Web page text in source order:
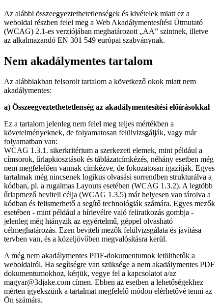
Az alábbi összeegyeztethetetlenségek és kivételek miatt ez a
weboldal részben felel meg a Web Akadálymentesítési Útmutató
(WCAG) 2.1-es verziójában meghatározott „AA” szintnek, illetve
az alkalmazandó EN 301 549 európai szabványnak.
Nem akadálymentes tartalom
Az alábbiakban felsorolt tartalom a következő okok miatt nem
akadálymentes:
a) Összeegyeztethetetlenség az akadálymentesítési előírásokkal
Ez a tartalom jelenleg nem felel meg teljes mértékben a
követelményeknek, de folyamatosan felülvizsgálják, vagy már
folyamatban van:
WCAG 1.3.1. sikerkritérium a szerkezeti elemek, mint például a
címsorok, űrlapkiosztások és táblázatcímkézés, néhány esetben még
nem megfelelően vannak címkézve, de fokozatosan igazítják. Egyes
tartalmak még nincsenek logikus olvasási sorrendben strukturálva a
kódban, pl. a rugalmas Layouts esetében (WCAG 1.3.2). A legtöbb
űrlapmező beviteli célja (WCAG 1.3.5) már helyesen van tárolva a
kódban és felismerhető a segítő technológiák számára. Egyes mezők
esetében - mint például a hírlevélre való feliratkozás gombja -
jelenleg még hiányzik az egyértelmű, géppel olvasható
célmeghatározás. Ezen beviteli mezők felülvizsgálata és javítása
tervben van, és a közeljövőben megvalósításra kerül.
A még nem akadálymentes PDF-dokumentumok letölthetők a
weboldalról. Ha segítségre van szüksége a nem akadálymentes PDF
dokumentumokhoz, kérjük, vegye fel a kapcsolatot a/az
magyar@3djake.com címen. Ebben az esetben a lehetőségekhez
mérten igyekszünk a tartalmat megfelelő módon elérhetővé tenni az
Ön számára.